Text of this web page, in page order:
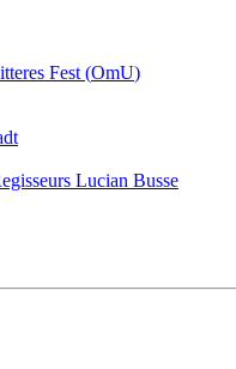
Fest (OmU)
Lucian Busse